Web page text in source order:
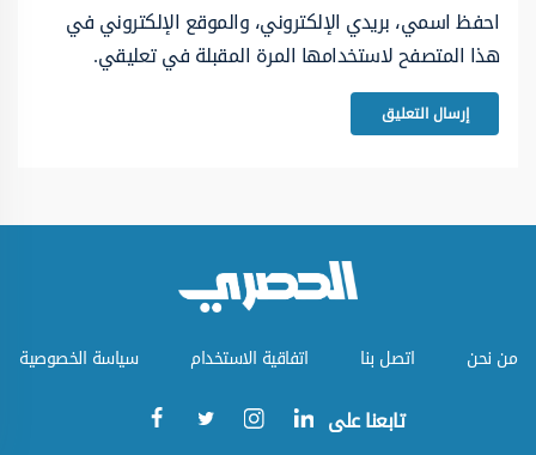
احفظ اسمي، بريدي الإلكتروني، والموقع الإلكتروني في
هذا المتصفح لاستخدامها المرة المقبلة في تعليقي.
من نحن اتصل بنا اتفاقية الاستخدام سياسة الخصوصية
تابعنا على